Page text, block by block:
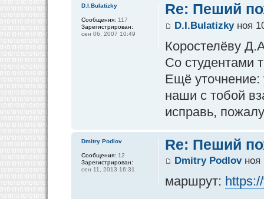
Re: Пеший
D.I.Bulatizkyноя
Коростелёву
Со студентами
Ещё
наши с тобой
исправь,
D.I.Bulatizky
Сообщения: 117
Зарегистрирован:
сен 06, 2007 10:49
Re: Пеший
Dmitry Podlovноя
маршрут:
Dmitry Podlov
Сообщения: 12
Зарегистрирован:
сен 11, 2013 16:31